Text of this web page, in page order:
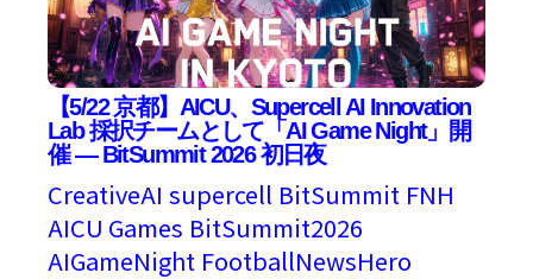
【5/22 京都】AICU、Supercell AI Innovation
Lab 採択チームとして「AI Game Night」開
催 — BitSummit 2026 初日夜
CreativeAI supercell BitSummit FNH
AICU Games BitSummit2026
AIGameNight FootballNewsHero